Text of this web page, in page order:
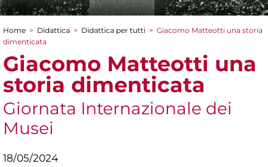
Tu sei qui
Home > Didattica > Didattica per tutti > Giacomo Matteotti una storia
dimenticata
Giacomo Matteotti una
storia dimenticata
Giornata Internazionale dei
Musei
18/05/2024